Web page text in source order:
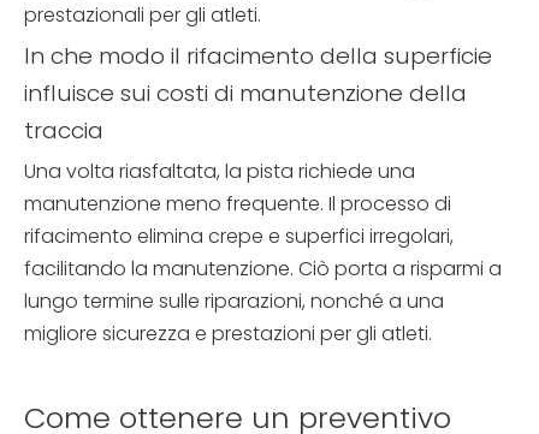
prestazionali per gli atleti.
In che modo il rifacimento della superficie
influisce sui costi di manutenzione della
traccia
Una volta riasfaltata, la pista richiede una
manutenzione meno frequente. Il processo di
rifacimento elimina crepe e superfici irregolari,
facilitando la manutenzione. Ciò porta a risparmi a
lungo termine sulle riparazioni, nonché a una
migliore sicurezza e prestazioni per gli atleti.
Come ottenere un preventivo